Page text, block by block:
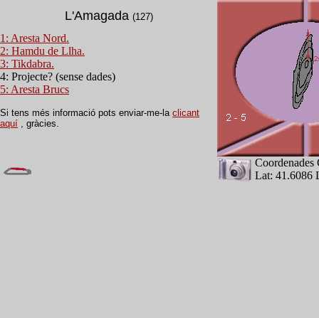
L'Amagada (127)
Lat: 41.6086
1: Aresta Nord.
2: Hamdu de Llha.
3: Tikdabra.
4: Projecte? (sense dades)
5: Aresta Brucs
Si tens més informació pots enviar-me-la clicant
aquí , gràcies.